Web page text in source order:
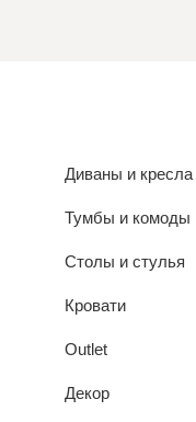
Диваны и кресла
Тумбы и комоды
Столы и стулья
Кровати
Outlet
Декор